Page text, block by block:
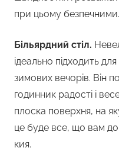
при цьому безпечними.
Більярдний стіл.
ідеально підходить
зимових вечорів. Він
годинник радості і
плоска поверхня, на
це буде все, що вам
кия.